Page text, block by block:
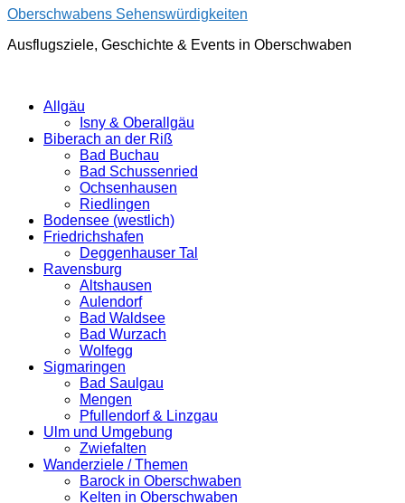
Oberschwabens Sehenswürdigkeiten
Ausflugsziele, Geschichte & Events in Oberschwaben
Allgäu
Isny & Oberallgäu
Biberach an der Riß
Bad Buchau
Bad Schussenried
Ochsenhausen
Riedlingen
Bodensee (westlich)
Friedrichshafen
Deggenhauser Tal
Ravensburg
Altshausen
Aulendorf
Bad Waldsee
Bad Wurzach
Wolfegg
Sigmaringen
Bad Saulgau
Mengen
Pfullendorf & Linzgau
Ulm und Umgebung
Zwiefalten
Wanderziele / Themen
Barock in Oberschwaben
Kelten in Oberschwaben